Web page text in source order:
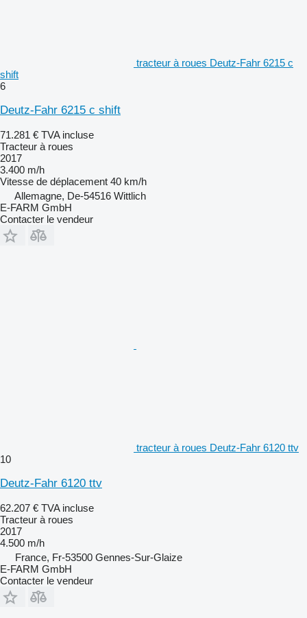
tracteur à roues Deutz-Fahr 6215 c
shift
6
Deutz-Fahr 6215 c shift
71.281 € TVA incluse
Tracteur à roues
2017
3.400 m/h
Vitesse de déplacement 40 km/h
Allemagne, De-54516 Wittlich
E-FARM GmbH
Contacter le vendeur
tracteur à roues Deutz-Fahr 6120 ttv
10
Deutz-Fahr 6120 ttv
62.207 € TVA incluse
Tracteur à roues
2017
4.500 m/h
France, Fr-53500 Gennes-Sur-Glaize
E-FARM GmbH
Contacter le vendeur